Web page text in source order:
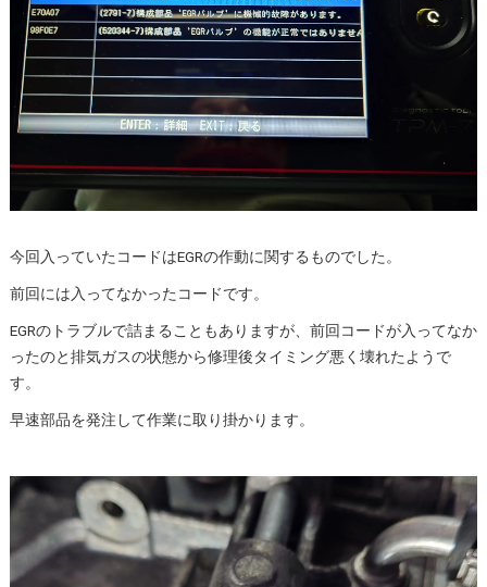
今回入っていたコードはEGRの作動に関するものでした。
前回には入ってなかったコードです。
EGRのトラブルで詰まることもありますが、前回コードが入ってなか
ったのと排気ガスの状態から修理後タイミング悪く壊れたようで
す。
早速部品を発注して作業に取り掛かります。